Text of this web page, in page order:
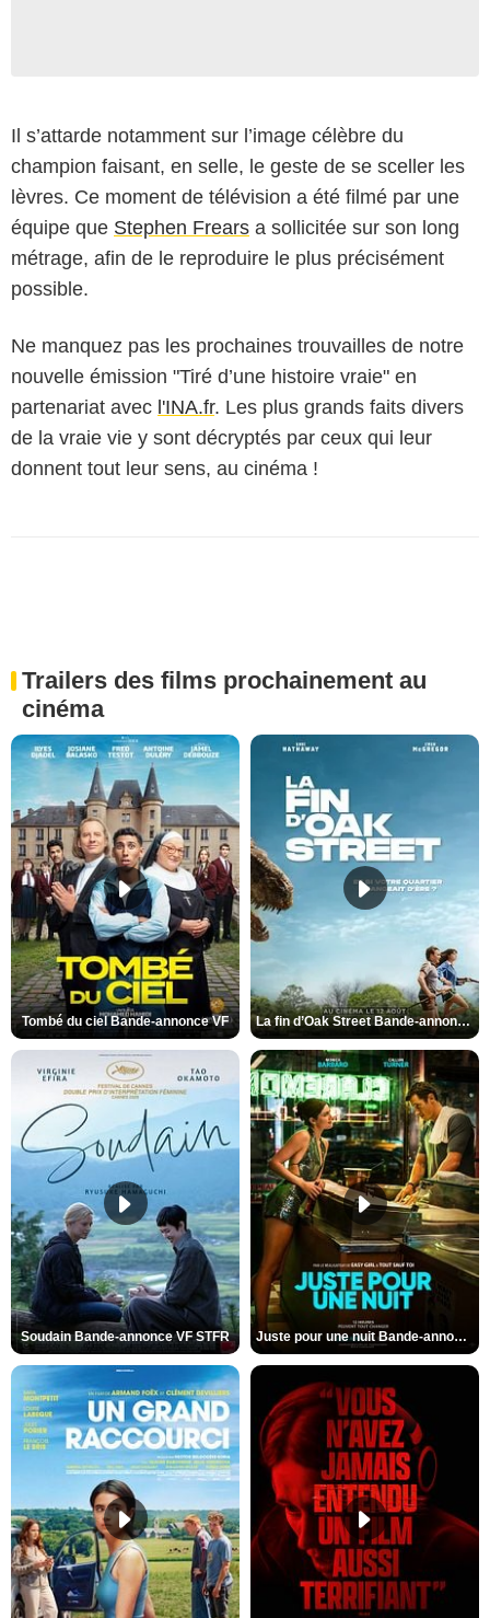
Il s’attarde notamment sur l’image célèbre du
champion faisant, en selle, le geste de se sceller les
lèvres. Ce moment de télévision a été filmé par une
équipe que Stephen Frears a sollicitée sur son long
métrage, afin de le reproduire le plus précisément
possible.
Ne manquez pas les prochaines trouvailles de notre
nouvelle émission "Tiré d’une histoire vraie" en
partenariat avec l'INA.fr. Les plus grands faits divers
de la vraie vie y sont décryptés par ceux qui leur
donnent tout leur sens, au cinéma !
Trailers des films prochainement au
cinéma
Tombé du ciel Bande-annonce VF La fin d’Oak Street Bande-annonce VO STFR
Soudain Bande-annonce VF STFR Juste pour une nuit Bande-annonce VO STFR